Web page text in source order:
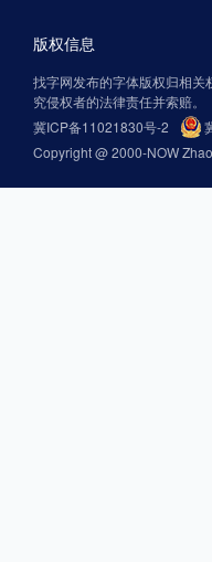
版权信息
找字网发布的字体版权归相
究侵权者的法律责任并索赔。
冀ICP备11021830号-2
Copyright @ 2000-NOW